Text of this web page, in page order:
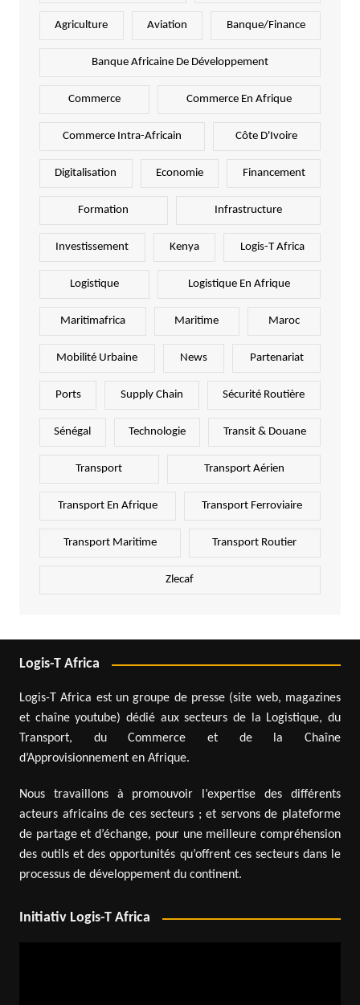
Agriculture Aviation Banque/Finance
Banque Africaine De Développement
Commerce Commerce En Afrique
Commerce Intra-Africain Côte D'Ivoire
Digitalisation Economie Financement
Formation Infrastructure
Investissement Kenya Logis-T Africa
Logistique Logistique En Afrique
Maritimafrica Maritime Maroc
Mobilité Urbaine News Partenariat
Ports Supply Chain Sécurité Routière
Sénégal Technologie Transit & Douane
Transport Transport Aérien
Transport En Afrique Transport Ferroviaire
Transport Maritime Transport Routier
Zlecaf
Logis-T Africa
Logis-T Africa est un groupe de presse (site web, magazines
et chaîne youtube) dédié aux secteurs de la Logistique, du
Transport, du Commerce et de la Chaîne
d’Approvisionnement en Afrique.
Nous travaillons à promouvoir l’expertise des différents
acteurs africains de ces secteurs ; et servons de plateforme
de partage et d’échange, pour une meilleure compréhension
des outils et des opportunités qu’offrent ces secteurs dans le
processus de développement du continent.
Initiativ Logis-T Africa